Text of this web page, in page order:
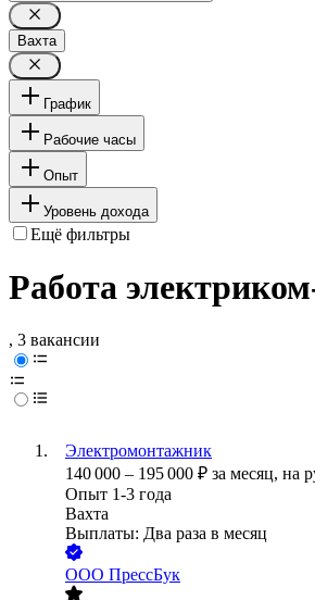
Вахта
График
Рабочие часы
Опыт
Уровень дохода
Ещё фильтры
Работа
, 3 вакансии
Электромонтажник
140 000 – 195 000 ₽ за месяц, на
Опыт 1-3 года
Вахта
Выплаты: Два раза в месяц
ООО ПрессБук